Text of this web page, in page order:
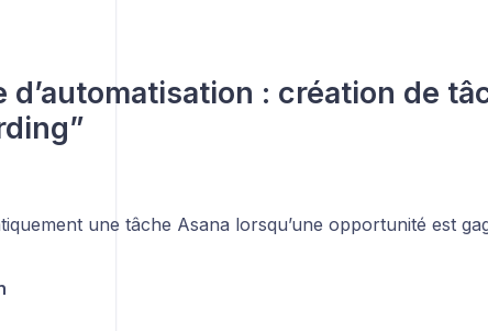
d’automatisation : création de
une tâche Asana lorsqu’une opportunité est